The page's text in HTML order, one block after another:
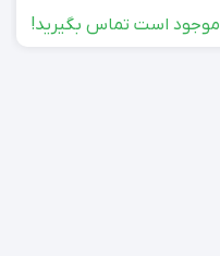
موجود است تماس بگیرید!